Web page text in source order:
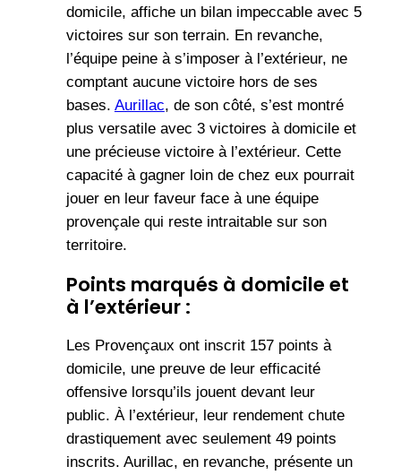
domicile, affiche un bilan impeccable avec 5
victoires sur son terrain. En revanche,
l’équipe peine à s’imposer à l’extérieur, ne
comptant aucune victoire hors de ses
bases. Aurillac, de son côté, s’est montré
plus versatile avec 3 victoires à domicile et
une précieuse victoire à l’extérieur. Cette
capacité à gagner loin de chez eux pourrait
jouer en leur faveur face à une équipe
provençale qui reste intraitable sur son
territoire.
Points marqués à domicile et
à l’extérieur :
Les Provençaux ont inscrit 157 points à
domicile, une preuve de leur efficacité
offensive lorsqu’ils jouent devant leur
public. À l’extérieur, leur rendement chute
drastiquement avec seulement 49 points
inscrits. Aurillac, en revanche, présente un